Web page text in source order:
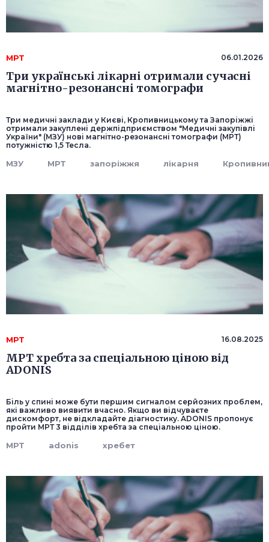
МРТ 06.01.2026
Три українські лікарні отримали сучасні
магнітно-резонансні томографи
Три медичні заклади у Києві, Кропивницькому та Запоріжжі
отримали закуплені держпідприємством "Медичні закупівлі
України" (МЗУ) нові магнітно-резонансні томографи (МРТ)
потужністю 1,5 Тесла.
МЗУ МРТ запоріжжя лікарня
МРТ 16.08.2025
МРТ хребта за спеціальною ціною від
ADONIS
Біль у спині може бути першим сигналом серйозних проблем,
які важливо виявити вчасно. Якщо ви відчуваєте
дискомфорт, не відкладайте діагностику. ADONIS пропонує
пройти МРТ 3 відділів хребта за спеціальною ціною.
МРТ adonis хребет